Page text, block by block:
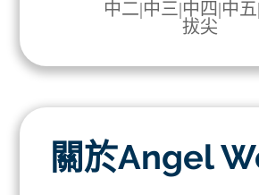
中二|中三|中四|中五|
拔尖
關於Angel